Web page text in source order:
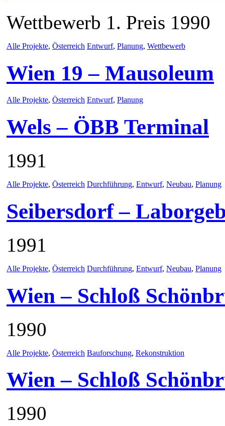
Wettbewerb 1. Preis 1990
Alle Projekte, Österreich Entwurf, Planung, Wettbewerb
Wien 19 – Mausoleum
Alle Projekte, Österreich Entwurf, Planung
Wels – ÖBB Terminal
1991
Alle Projekte, Österreich Durchführung, Entwurf, Neubau, Planung
Seibersdorf –
1991
Alle Projekte, Österreich Durchführung, Entwurf, Neubau, Planung
Wien – Schloß
1990
Alle Projekte, Österreich Bauforschung, Rekonstruktion
Wien – Schloß
1990